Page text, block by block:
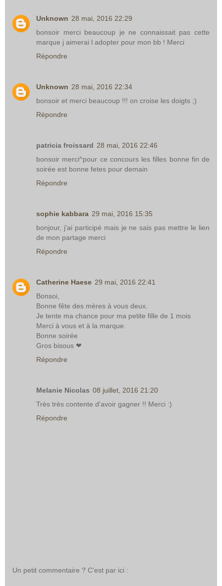
Unknown 28 mai, 2016 22:29
bonsoir merci beaucoup je ne connaissait pas cette
marque j aimerai l adopter pour mon bb ! Merci
Répondre
Unknown 28 mai, 2016 22:34
bonsoir et merci beaucoup !!! on croise les doigts ;)
Répondre
patricia froissard 28 mai, 2016 22:46
bonsoir merci^pour ce concours les filles bonne fin de
soirée est bonne fetes pour demain
Répondre
sophie kabbara 29 mai, 2016 15:35
bonjour, j'ai participé mais je ne sais pas mettre le lien
de mon partage merci
Répondre
Catherine Haese 29 mai, 2016 22:41
Bonsoi,
Bonne fête des mères à vous deux.
Je tente ma chance pour ma petite fille de 1 mois
Merci à vous et à la marque.
Bonne soirée
Gros bisous ❤
Répondre
Melanie Nicolas 08 juillet, 2016 21:20
Très très contente d'avoir gagner !! Merci :)
Répondre
Un petit commentaire ? C'est par ici :